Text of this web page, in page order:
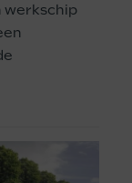
werkschip